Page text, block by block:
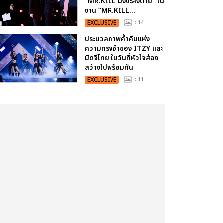
งาน “MR.KILL...
EXCLUSIVE : 14
ประมวลภาพค่ำคืนแห่ง
ความทรงจำของ ITZY และ
มิดจีไทย ในวันที่หัวใจส่อง
สว่างไปพร้อมกัน
EXCLUSIVE : 11